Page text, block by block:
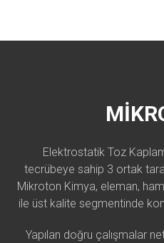
Elektrostatik Toz
tecrübeye sahip 3 ortak
Mikroton Kimya, eleman,
ile üst kalite segmentinde
Yapılan doğru çalışmalar